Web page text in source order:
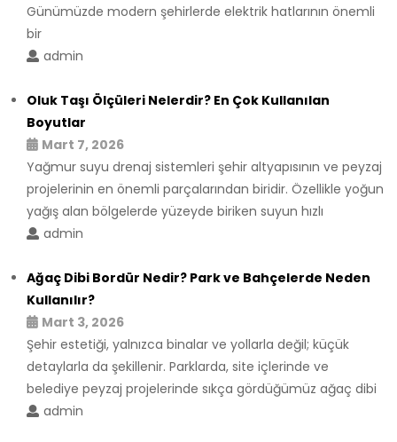
Günümüzde modern şehirlerde elektrik hatlarının önemli
bir
admin
Oluk Taşı Ölçüleri Nelerdir? En Çok Kullanılan
Boyutlar
Mart 7, 2026
Yağmur suyu drenaj sistemleri şehir altyapısının ve peyzaj
projelerinin en önemli parçalarından biridir. Özellikle yoğun
yağış alan bölgelerde yüzeyde biriken suyun hızlı
admin
Ağaç Dibi Bordür Nedir? Park ve Bahçelerde Neden
Kullanılır?
Mart 3, 2026
Şehir estetiği, yalnızca binalar ve yollarla değil; küçük
detaylarla da şekillenir. Parklarda, site içlerinde ve
belediye peyzaj projelerinde sıkça gördüğümüz ağaç dibi
admin